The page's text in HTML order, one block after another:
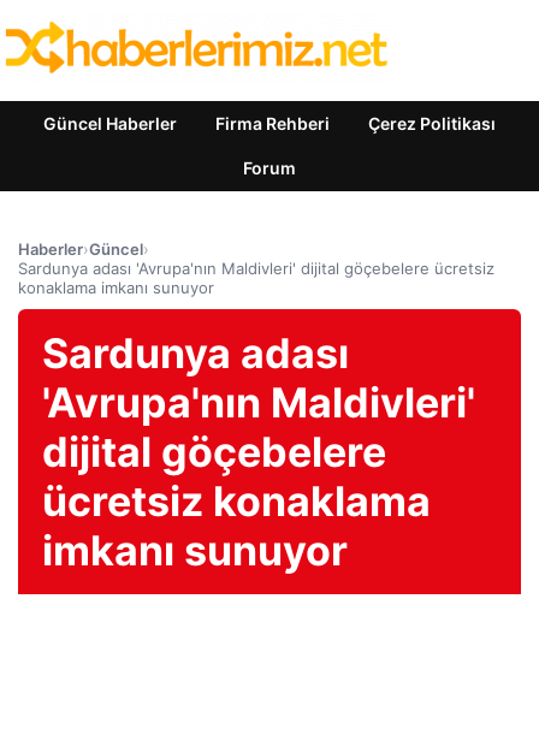
Güncel Haberler Firma Rehberi Çerez Politikası
Forum
Haberler›Güncel›
Sardunya adası 'Avrupa'nın Maldivleri' dijital göçebelere ücretsiz
konaklama imkanı sunuyor
Sardunya adası
'Avrupa'nın Maldivleri'
dijital göçebelere
ücretsiz konaklama
imkanı sunuyor